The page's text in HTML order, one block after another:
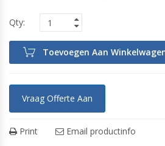
Toevoegen Aan
Vraag Offerte Aan
Print Email productinfo